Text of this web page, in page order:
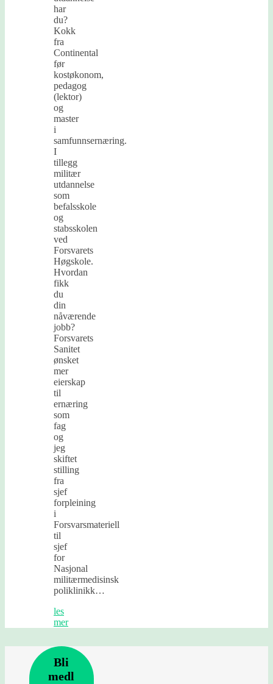
har
du?
Kokk
fra
Continental
før
kostøkonom,
pedagog
(lektor)
og
master
i
samfunnsernæring.
I
tillegg
militær
utdannelse
som
befalsskole
og
stabsskolen
ved
Forsvarets
Høgskole.
Hvordan
fikk
du
din
nåværende
jobb?
Forsvarets
Sanitet
ønsket
mer
eierskap
til
ernæring
som
fag
og
jeg
skiftet
stilling
fra
sjef
forpleining
i
Forsvarsmateriell
til
sjef
for
Nasjonal
militærmedisinsk
poliklinikk…
les
mer
Bli
medl